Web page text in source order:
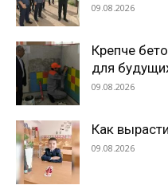
09.08.2026
Крепче
для
09.08.2026
Как
09.08.2026